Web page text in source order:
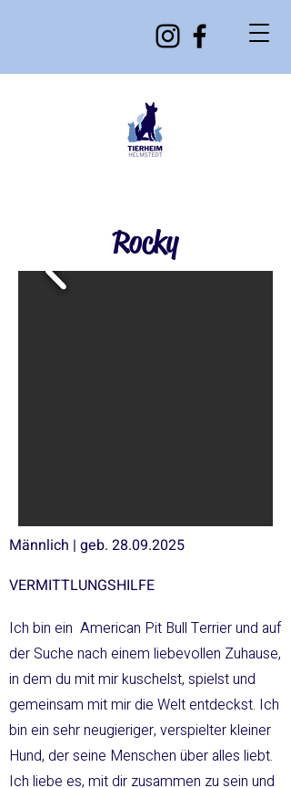
Rocky
Männlich | geb. 28.09.2025
VERMITTLUNGSHILFE
Ich bin ein American Pit Bull Terrier und auf
der Suche nach einem liebevollen Zuhause,
in dem du mit mir kuschelst, spielst und
gemeinsam mit mir die Welt entdeckst. Ich
bin ein sehr neugieriger, verspielter kleiner
Hund, der seine Menschen über alles liebt.
Ich liebe es, mit dir zusammen zu sein und